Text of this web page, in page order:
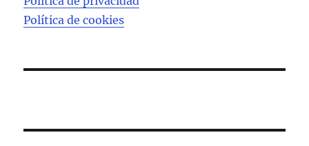
Política de cookies